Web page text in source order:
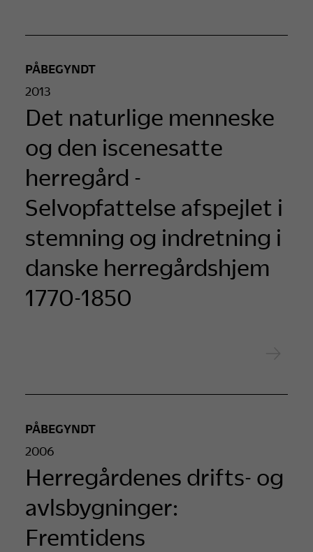
PÅBEGYNDT
2013
Det naturlige menneske
og den iscenesatte
herregård -
Selvopfattelse afspejlet i
stemning og indretning i
danske herregårdshjem
1770-1850
PÅBEGYNDT
2006
Herregårdenes drifts- og
avlsbygninger:
Fremtidens